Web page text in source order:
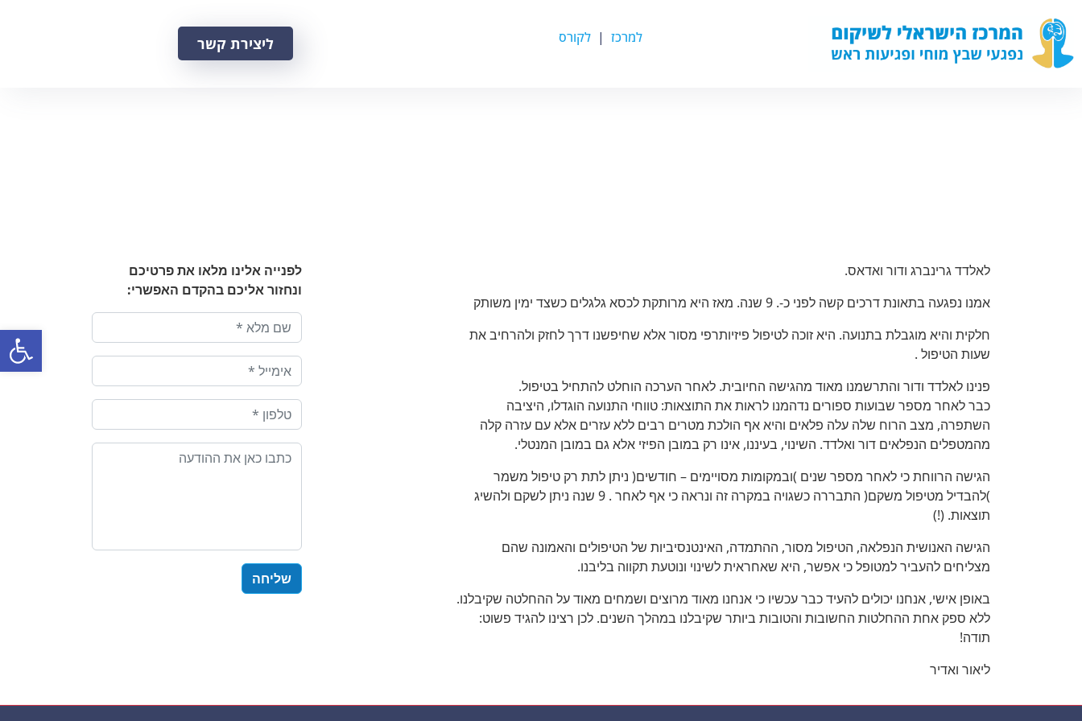
למרכז | לקורס ליצירת קשר
לאלדד גרינברג ודור ואדאס.
אמנו נפגעה בתאונת דרכים קשה לפני כ-. 9 שנה. מאז היא מרותקת לכסא גלגלים כשצד ימין משותק
חלקית והיא מוגבלת בתנועה. היא זוכה לטיפול פיזיותרפי מסור אלא שחיפשנו דרך לחזק ולהרחיב את
שעות הטיפול .
פנינו לאלדד ודור והתרשמנו מאוד מהגישה החיובית. לאחר הערכה הוחלט להתחיל בטיפול.
כבר לאחר מספר שבועות ספורים נדהמנו לראות את התוצאות: טווחי התנועה הוגדלו, היציבה
השתפרה, מצב הרוח שלה עלה פלאים והיא אף הולכת מטרים רבים ללא עזרים אלא עם עזרה קלה
מהמטפלים הנפלאים דור ואלדד. השינוי, בעיננו, אינו רק במובן הפיזי אלא גם במובן המנטלי.
הגישה הרווחת כי לאחר מספר שנים )ובמקומות מסויימים – חודשים( ניתן לתת רק טיפול משמר
)להבדיל מטיפול משקם( התבררה כשגויה במקרה זה ונראה כי אף לאחר . 9 שנה ניתן לשקם ולהשיג
תוצאות. (!)
הגישה האנושית הנפלאה, הטיפול מסור, ההתמדה, האינטנסיביות של הטיפולים והאמונה שהם
מצליחים להעביר למטופל כי אפשר, היא שאחראית לשינוי ונוטעת תקווה בליבנו.
באופן אישי, אנחנו יכולים להעיד כבר עכשיו כי אנחנו מאוד מרוצים ושמחים מאוד על ההחלטה שקיבלנו.
ללא ספק אחת ההחלטות החשובות והטובות ביותר שקיבלנו במהלך השנים. לכן רצינו להגיד פשוט:
תודה!
ליאור ואדיר
לפנייה אלינו מלאו את פרטיכם
ונחזור אליכם בהקדם האפשרי: